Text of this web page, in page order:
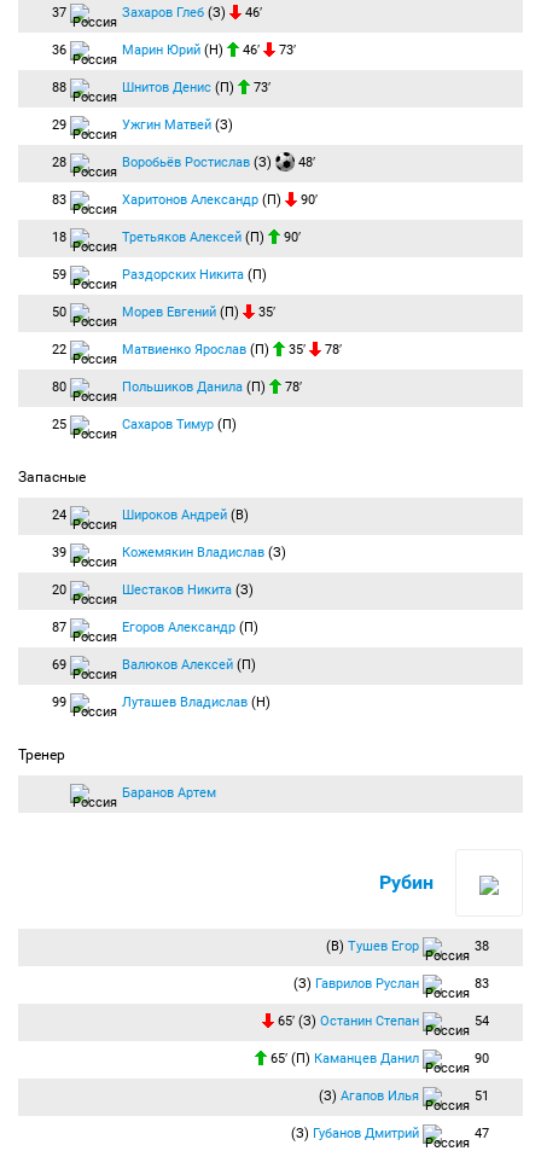
37 Захаров Глеб (З) 46′
36 Марин Юрий (Н) 46′ 73′
88 Шнитов Денис (П) 73′
29 Ужгин Матвей (З)
28 Воробьёв Ростислав (З) 48′
83 Харитонов Александр (П) 90′
18 Третьяков Алексей (П) 90′
59 Раздорских Никита (П)
50 Морев Евгений (П) 35′
22 Матвиенко Ярослав (П) 35′ 78′
80 Польшиков Данила (П) 78′
25 Сахаров Тимур (П)
Запасные
24 Широков Андрей (В)
39 Кожемякин Владислав (З)
20 Шестаков Никита (З)
87 Егоров Александр (П)
69 Валюков Алексей (П)
99 Луташев Владислав (Н)
Тренер
Баранов Артем
Рубин
(В) Тушев Егор 38
(З) Гаврилов Руслан 83
65′ (З) Останин Степан 54
65′ (П) Каманцев Данил 90
(З) Агапов Илья 51
(З) Губанов Дмитрий 47